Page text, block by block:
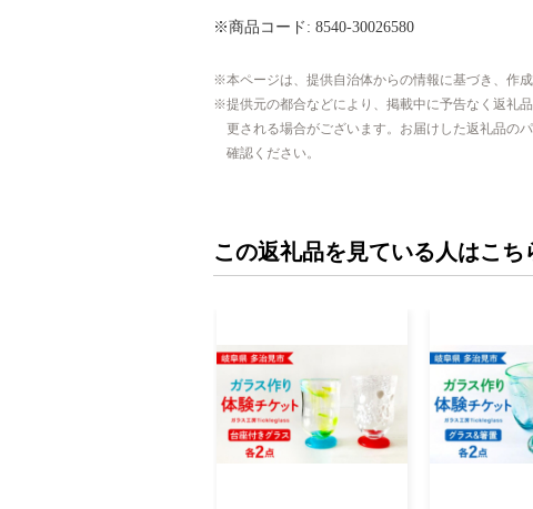
※商品コード: 8540-30026580
本ページは、提供自治体からの情報に基づき、作成
提供元の都合などにより、掲載中に予告なく返礼
更される場合がございます。お届けした返礼品の
確認ください。
この返礼品を見ている人はこち